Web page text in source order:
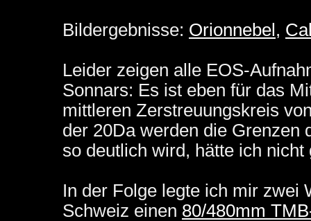
Bildergebnisse: Orionnebel ,
Leider zeigen alle EOS-
Sonnars: Es ist eben für das
mittleren Zerstreuungskreis
der 20Da werden die Grenzen
so deutlich wird, hätte ich nicht
In der Folge legte ich mir zwei
Schweiz einen 80/480mm